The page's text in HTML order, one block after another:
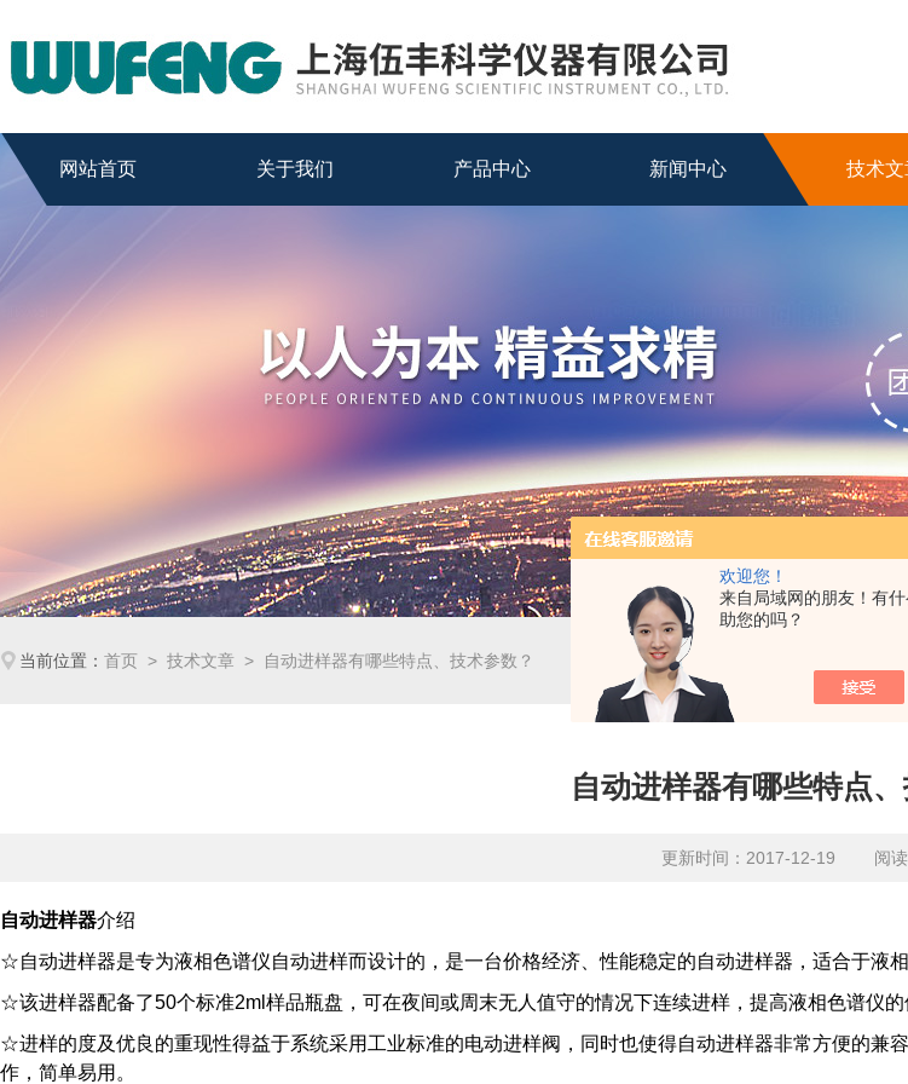
欢迎您！
来自局域网的朋友！有
助您的吗？
网站首页 关于我们 产品中心 新闻中心 技术文
当前位置：首页 >技术文章 > 自动进样器有哪些特点、技术参数？
自动进样器有哪些特点
更新时间：2017-12-19 阅读
自动进样器介绍
☆自动进样器是专为液相色谱仪自动进样而设计的，是一台价格经济、性能稳定的自动进样器，适合于液
☆该进样器配备了50个标准2ml样品瓶盘，可在夜间或周末无人值守的情况下连续进样，提高液相色谱仪的
☆进样的度及优良的重现性得益于系统采用工业标准的电动进样阀，同时也使得自动进样器非常方便的
作，简单易用。